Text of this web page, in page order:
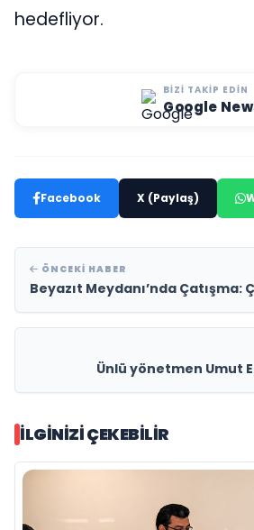
hedefliyor.
BIZI TAKIP EDIN
Google
Facebook X (Paylaş)
ÖNCEKI HABER
Beyazıt Meydanı’nda Çatışma:
Ünlü yönetmen Umut
İLGINIZI ÇEKEBILIR